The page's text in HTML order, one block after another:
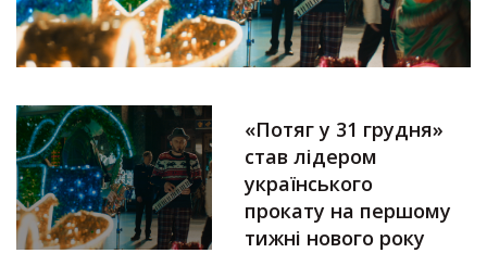
«Потяг у 31 грудня»
став лідером
українського
прокату на першому
тижні нового року